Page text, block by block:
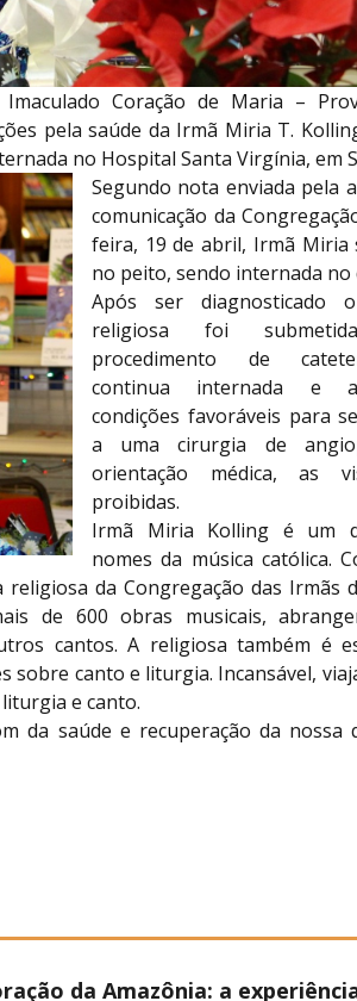
Coração de Maria –
pela saúde da Irmã Miria T.
no Hospital Santa Virgínia, em
Segundo nota enviada pela
comunicação da
feira, 19 de abril, Irmã Miria
no peito, sendo internada no
Após ser diagnosticado
religiosa foi
procedimento de
continua internada e
condições favoráveis para
a uma cirurgia de
orientação médica, as
proibidas.
Irmã Miria Kolling é um
nomes da música católica.
da Congregação das Irmãs
de 600 obras musicais,
cantos. A religiosa também é
sobre canto e liturgia. Incansável,
e canto.
da saúde e recuperação da nossa
da Amazônia: a